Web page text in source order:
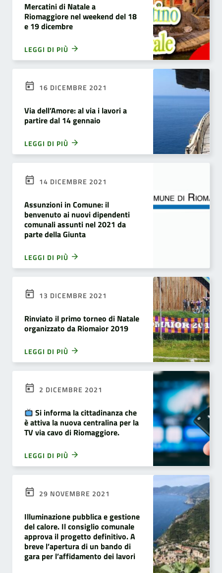
Mercatini di Natale a
Riomaggiore nel weekend del 18
e 19 dicembre
LEGGI DI PIÙ
16 DICEMBRE 2021
Via dell’Amore: al via i lavori a
partire dal 14 gennaio
LEGGI DI PIÙ
14 DICEMBRE 2021
Assunzioni in Comune: il
benvenuto ai nuovi dipendenti
comunali assunti nel 2021 da
parte della Giunta
LEGGI DI PIÙ
13 DICEMBRE 2021
Rinviato il primo torneo di Natale
organizzato da Riomaior 2019
LEGGI DI PIÙ
2 DICEMBRE 2021
Si informa la cittadinanza che
è attiva la nuova centralina per la
TV via cavo di Riomaggiore.
LEGGI DI PIÙ
29 NOVEMBRE 2021
Illuminazione pubblica e gestione
del calore. Il consiglio comunale
approva il progetto definitivo. A
breve l’apertura di un bando di
gara per l’affidamento dei lavori